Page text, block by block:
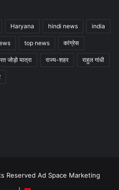
Haryana hindi news india
top news कांग्रेस
जोड़ो यात्रा राज्य-शहर राहुल गांधी
Reserved Ad Space Marketing